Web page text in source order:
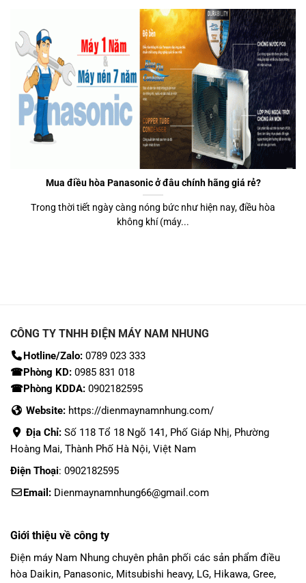
Mua điều hòa Panasonic ở đâu chính hãng giá rẻ?
Trong thời tiết ngày càng nóng bức như hiện nay, điều hòa
không khí (máy...
CÔNG TY TNHH ĐIỆN MÁY NAM NHUNG
Hotline/Zalo:0789 023 333
☎Phòng KD: 0985 831 018
☎Phòng KDDA: 0902182595
Website: https://dienmaynamnhung.com/
Địa Chỉ: Số 118 Tổ 18 Ngõ 141, Phố Giáp Nhị, Phường
Hoàng Mai, Thành Phố Hà Nội, Việt Nam
Điện Thoại: 0902182595
Email: Dienmaynamnhung66@gmail.com
Giới thiệu về công ty
Điện máy Nam Nhung chuyên phân phối các sản phẩm điều
hòa Daikin, Panasonic, Mitsubishi heavy, LG, Hikawa, Gree,